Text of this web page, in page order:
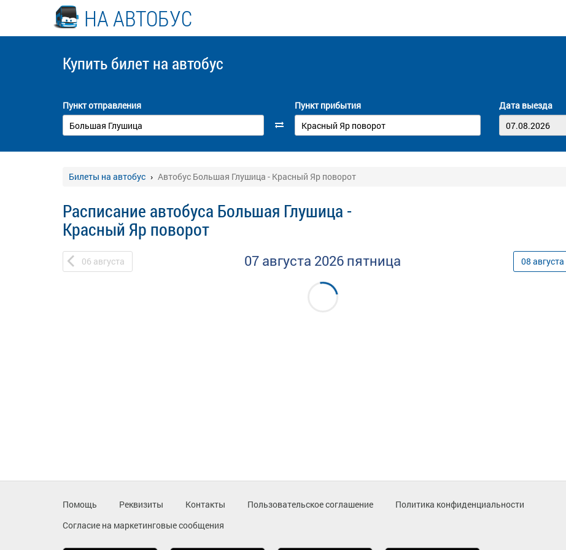
НА АВТОБУС
Купить билет на автобус
Пункт отправления Пункт прибытия Дата выезда
Билеты на автобус Автобус Большая Глушица - Красный Яр поворот
Расписание автобуса Большая Глушица -
Красный Яр поворот
06 августа 07 августа 2026 пятница 08 августа
Помощь Реквизиты Контакты Пользовательское соглашение
Политика конфиденциальности
Согласие на маркетинговые сообщения